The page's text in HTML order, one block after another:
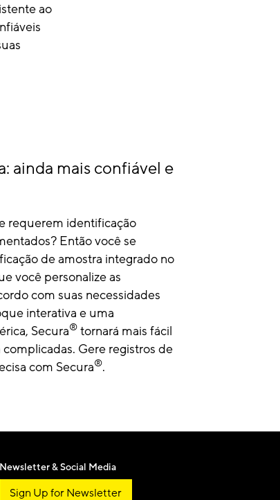
ao
ainda mais confiável e
requerem identificação
Então você se
de amostra integrado no
você personalize as
com suas necessidades
interativa e uma
Secura® tornará mais fácil
Gere registros de
com Secura®.
Newsletter & Social Media
Sign Up for Newsletter